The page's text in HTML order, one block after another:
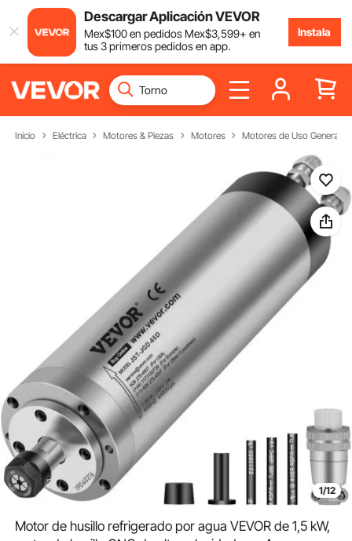
Descargar Aplicación VEVOR
Mex$100en pedidos Mex$3,599+ en
tus 3 primeros pedidos en app.
Instala
Inicio Eléctrica Motores & Piezas Motores Motores de Uso General
1/12
Motor de husillo refrigerado por agua VEVOR de 1,5 kW,